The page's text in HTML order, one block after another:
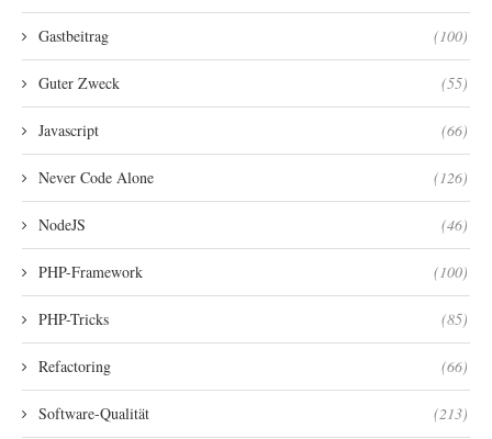
Gastbeitrag (100)
Guter Zweck (55)
Javascript (66)
Never Code Alone (126)
NodeJS (46)
PHP-Framework (100)
PHP-Tricks (85)
Refactoring (66)
Software-Qualität (213)